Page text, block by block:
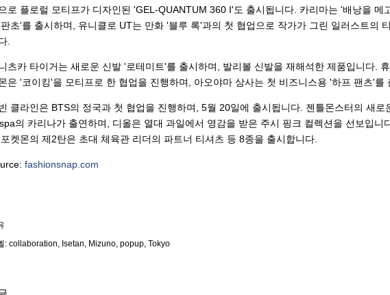
로 플로럴 모티프가 디자인된 'GEL-QUANTUM 360 I'도 출시됩니다. 카리마는 '배낭을 메
초'를 출시하며, 유니클로 UT는 만화 '블루 록'과의 첫 협업으로 작가가 그린 일러스트의
.
츠카 타이거는 새로운 신발 '로테미트'를 출시하며, 발리볼 신발을 재해석한 제품입니다.
은 '코이킹'을 모티프로 한 협업을 진행하며, 아오야마 상사는 첫 비즈니스용 '하프 팬츠'를
클라인은 BTS의 정국과 첫 협업을 진행하며, 5월 20일에 출시됩니다. 젠틀몬스터의 새로
의 카리나가 출연하며, 디올은 열대 과일에서 영감을 받은 주시 핑크 컬렉션을 선보입니
켓몬의 제2탄은 초대 체육관 리더의 파트너 티셔츠 등 8종을 출시합니다.
fashionsnap.com
: collaboration Isetan Mizuno popup Tokyo